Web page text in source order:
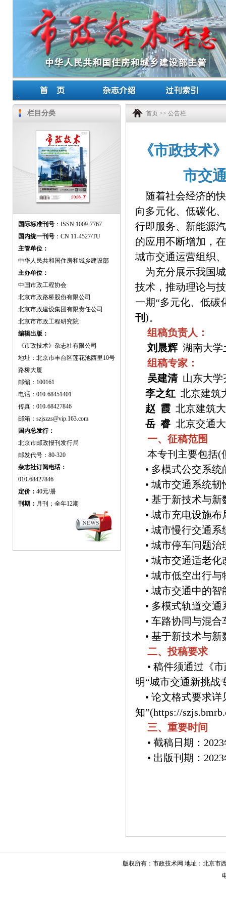
栏目分类
国际标准刊号 ：ISSN 1009-7767
国内统一刊号 ：CN 11-4527/TU
主管单位：
中华人民共和国住房和城乡建设部
主办单位：
中国市政工程协会
北京市政路桥股份有限公司
北京市政建设集团有限责任公司
北京市市政工程研究院
编辑出版：
《市政技术》杂志社有限公司
地址：北京市丰台区莲花池西里10号
路桥大厦
邮编：100161
电话：010-68451401
传真：010-68427846
邮箱：szjszzs@vip.163.com
国内总发行：
北京市邮政报刊发行局
邮发代号：80-320
杂志社订阅电话：
010-68427846
定价： 40元/册
刊期： 月刊；全年12期
首页 >> 公告栏
《市政技术
市交
随着社会经济的
向多元化、低碳化
行即服务、新能源
的应用不断增加，
城市交通运营组织
为充分展示我国
技术，推动理论与
一期“多元化、低碳
刊 )。
组稿负责人：
刘晨辉 湖南大
组稿专家：
吴建清山东大学
李之红 北京建筑
赵 霞 北京建筑
岳 睿 北京交通
一、征稿范围
本专刊主要包括(
• 多模式公交系统
• 城市交通系统韧
• 基于新技术与新
• 城市充电设施布
• 城市慢行交通系
• 城市停车问题治
• 城市交通适老化
• 城市低空出行与
• 城市交通中的智
• 多模式轨道交通
• 车路协同与混合
• 基于新技术与新
二、投稿要求
• 稿件须通过《
明“城市交通新挑战
• 论文格式要求
知”(https://
三、重要时间
• 截稿日期：
• 出版刊期：
版权所有：市政技术网 地址：北京市